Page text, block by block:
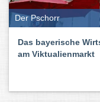
Der Pschorr
Das bayerische
am Viktualienmarkt